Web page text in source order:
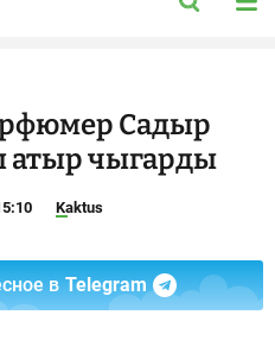
Садыр
атыр чыгарды
Kaktus
в Telegram